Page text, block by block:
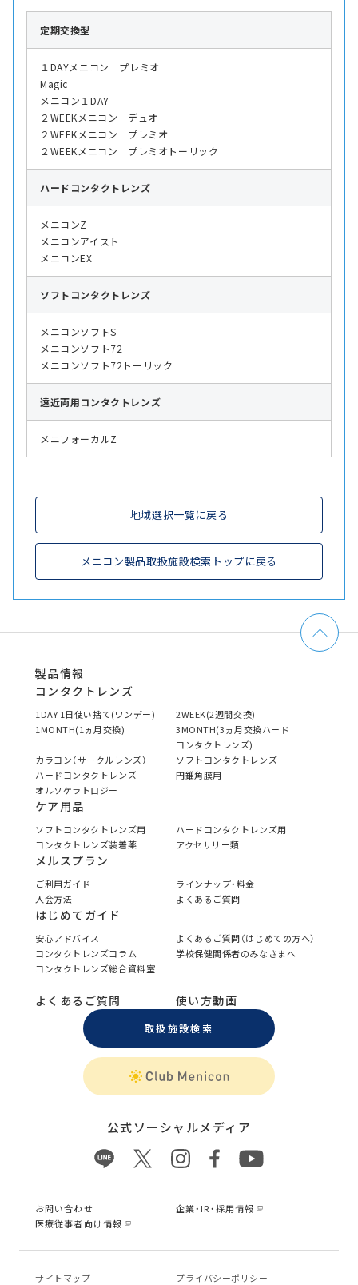
定期交換型
１DAYメニコン プレミオ
Magic
メニコン１DAY
２WEEKメニコン デュオ
２WEEKメニコン プレミオ
２WEEKメニコン プレミオトーリック
ハード コンタクトレンズ
メニコンZ
メニコンアイスト
メニコンEX
ソフト コンタクトレンズ
メニコンソフトS
メニコンソフト72
メニコンソフト72トーリック
遠近両用コンタクトレンズ
メニフォーカルZ
地域選択一覧に戻る
メニコン製品取扱施設検索トップに戻る
製品情報
コンタクトレンズ
1DAY 1日使い捨て(ワンデー)
2WEEK(2週間交換)
1MONTH(1ヵ月交換)
3MONTH(3ヵ月交換ハード
コンタクトレンズ)
カラコン（サークルレンズ）
ソフトコンタクトレンズ
ハードコンタクトレンズ
円錐角膜用
オルソケラトロジー
ケア用品
ソフトコンタクトレンズ用
ハードコンタクトレンズ用
コンタクトレンズ装着薬
アクセサリー類
メルスプラン
ご利用ガイド
ラインナップ・料金
入会方法
よくあるご質問
はじめてガイド
安心アドバイス
よくあるご質問（はじめての方へ）
コンタクトレンズコラム
学校保健関係者のみなさまへ
コンタクトレンズ総合資料室
よくあるご質問 使い方動画
取扱施設検索
公式ソーシャルメディア
お問い合わせ
企業・IR・採用情報
医療従事者向け情報
サイトマップ
プライバシーポリシー